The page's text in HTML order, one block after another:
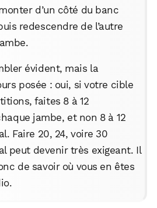
d’un côté du banc
redescendre de l’autre
évident, mais la
posée : oui, si votre cible
faites 8 à 12
jambe, et non 8 à 12
Faire 20, 24, voire 30
peut devenir très exigeant. Il
de savoir où vous en êtes